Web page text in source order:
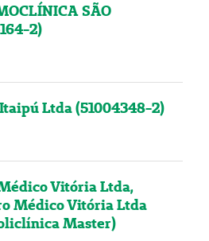
SÃO
2)
Ltda (51004348-2)
Vitória Ltda,
Médico Vitória Ltda
Master)